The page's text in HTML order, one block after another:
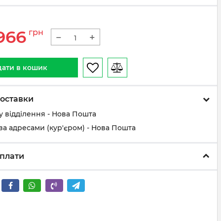
грн − +
в кошик
відділення - Нова Пошта
адресами (кур'єром) - Нова Пошта